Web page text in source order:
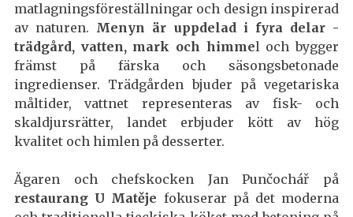
matlagningsföreställningar och design inspirerad
av naturen. Menyn är uppdelad i fyra delar -
trädgård, vatten, mark och himmel och bygger
främst på färska och säsongsbetonade
ingredienser. Trädgården bjuder på vegetariska
måltider, vattnet representeras av fisk- och
skaldjursrätter, landet erbjuder kött av hög
kvalitet och himlen på desserter.
Ägaren och chefskocken Jan Punčochář på
restaurang U Matěje fokuserar på det moderna